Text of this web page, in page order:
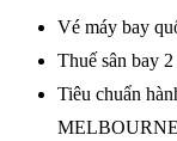
Vé máy bay
Thuế sân bay
Tiêu chuẩn